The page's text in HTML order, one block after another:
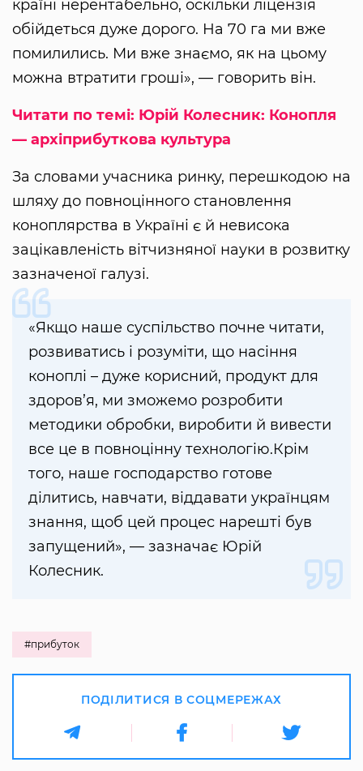
країні нерентабельно, оскільки ліцензія
обійдеться дуже дорого. На 70 га ми вже
помилились. Ми вже знаємо, як на цьому
можна втратити гроші», — говорить він.
Читати по темі: Юрій Колесник: Конопля
— архіприбуткова культура
За словами учасника ринку, перешкодою на
шляху до повноцінного становлення
коноплярства в Україні є й невисока
зацікавленість вітчизняної науки в розвитку
зазначеної галузі.
«Якщо наше суспільство почне читати,
розвиватись і розуміти, що насіння
коноплі – дуже корисний, продукт для
здоров’я, ми зможемо розробити
методики обробки, виробити й вивести
все це в повноцінну технологію.Крім
того, наше господарство готове
ділитись, навчати, віддавати українцям
знання, щоб цей процес нарешті був
запущений», — зазначає Юрій
Колесник.
#прибуток
ПОДІЛИТИСЯ В СОЦМЕРЕЖАХ